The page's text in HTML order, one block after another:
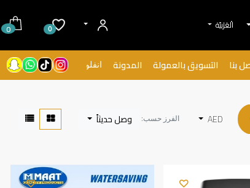
الْعَرَبيّة 0
0
بنا التسويق بالعمولة المدونة انفلونسرز
AED الفرز حسب: وصل حديثاً